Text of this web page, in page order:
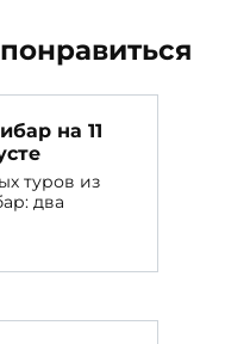
на 11
туров из
два